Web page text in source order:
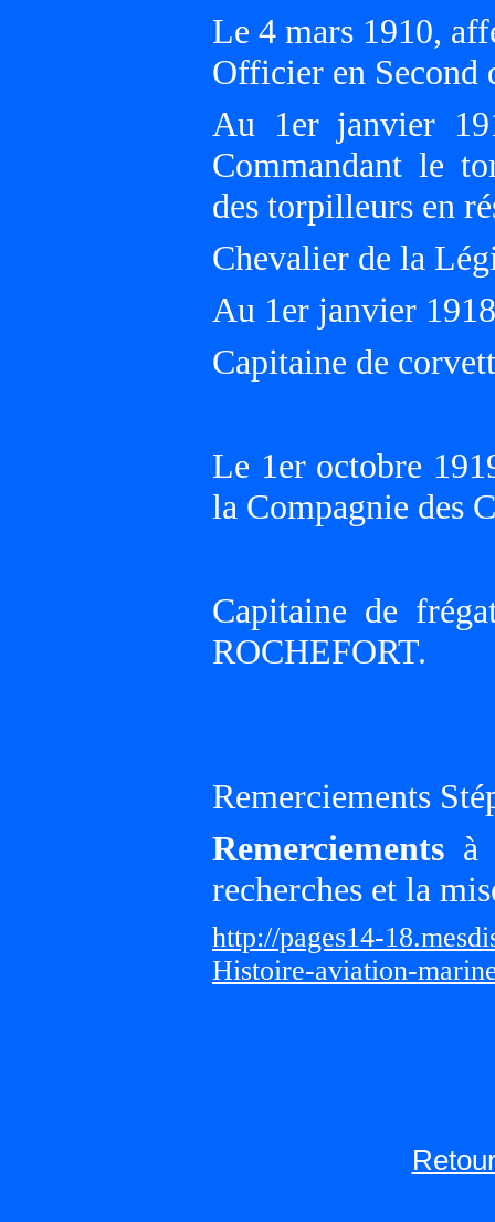
Le 4 mars 1910,
Officier en Second
Au 1er janvier
Commandant le
des torpilleurs en
Chevalier de la
Au 1er janvier
Capitaine de
Le 1er octobre
la Compagnie des
Capitaine de
ROCHEFORT.
Remerciements
Remerciements à
recherches et la
http://pages14-
Histoire-aviation-